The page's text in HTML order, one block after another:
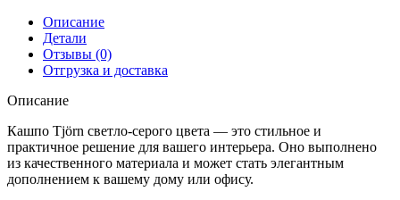
Описание
Детали
Отзывы (0)
Отгрузка и доставка
Описание
Кашпо Tjörn светло-серого цвета — это стильное и
практичное решение для вашего интерьера. Оно выполнено
из качественного материала и может стать элегантным
дополнением к вашему дому или офису.